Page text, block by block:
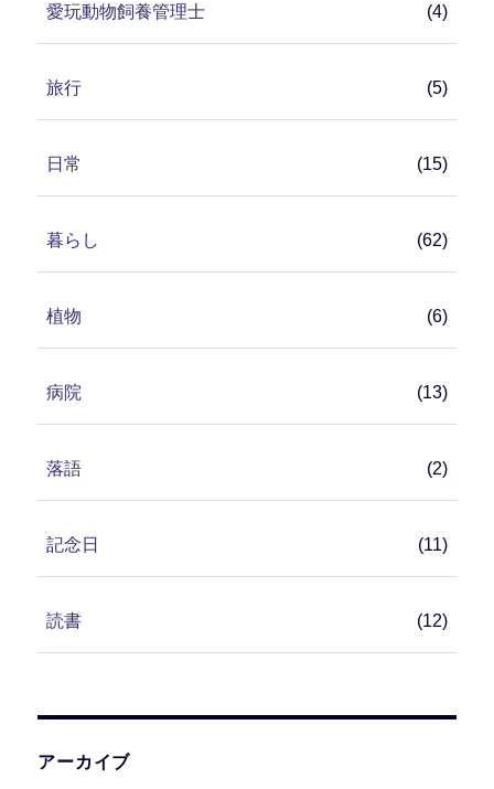
愛玩動物飼養管理士 (4)
旅行 (5)
日常 (15)
暮らし (62)
植物 (6)
病院 (13)
落語 (2)
記念日 (11)
読書 (12)
アーカイブ